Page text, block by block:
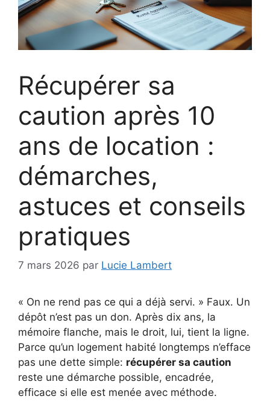
Récupérer sa
caution après 10
ans de location :
démarches,
astuces et conseils
pratiques
7 mars 2026 par Lucie Lambert
« On ne rend pas ce qui a déjà servi. » Faux. Un
dépôt n’est pas un don. Après dix ans, la
mémoire flanche, mais le droit, lui, tient la ligne.
Parce qu’un logement habité longtemps n’efface
pas une dette simple: récupérer sa caution
reste une démarche possible, encadrée,
efficace si elle est menée avec méthode.